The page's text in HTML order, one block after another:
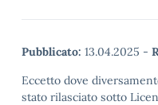
Pubblicato: 13.04.2025 -
Eccetto dove
stato rilasciato sotto